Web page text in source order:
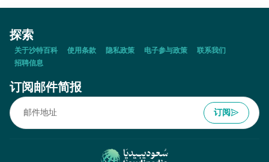
探索
关于沙特百科 使用条款 隐私政策 电子参与政策
联系我们
招聘信息
订阅邮件简报
订阅